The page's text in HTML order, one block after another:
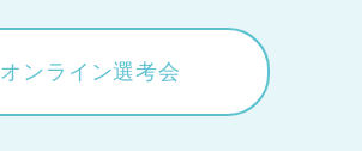
オンライン選考会